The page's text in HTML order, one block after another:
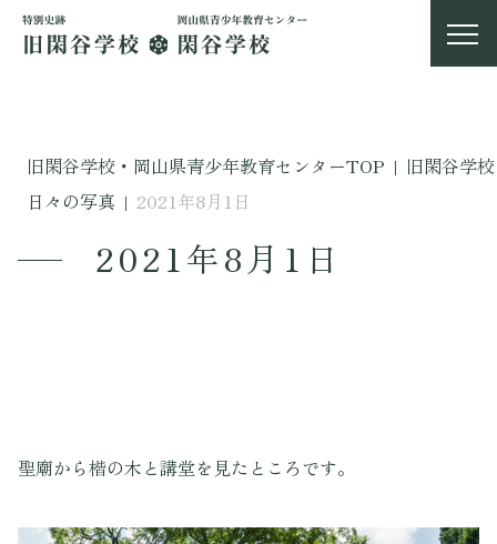
旧閑谷学校・岡山県青少年教育センターTOP | 旧閑谷学校
日々の写真 | 2021年8月1日
2021年8月1日
聖廟から楷の木と講堂を見たところです。